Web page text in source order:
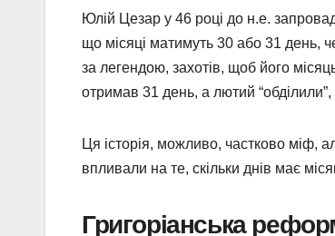
Юлій Цезар у 46 році до н.е.
що місяці матимуть 30 або 31 день,
за легендою, захотів, щоб його
отримав 31 день, а лютий
Ця історія, можливо, частково міф,
впливали на те, скільки днів має
Григоріанська